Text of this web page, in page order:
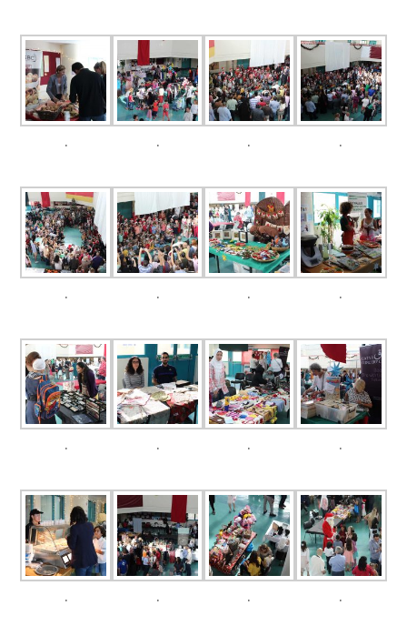
. . . .
. . . .
. . . .
. . . .